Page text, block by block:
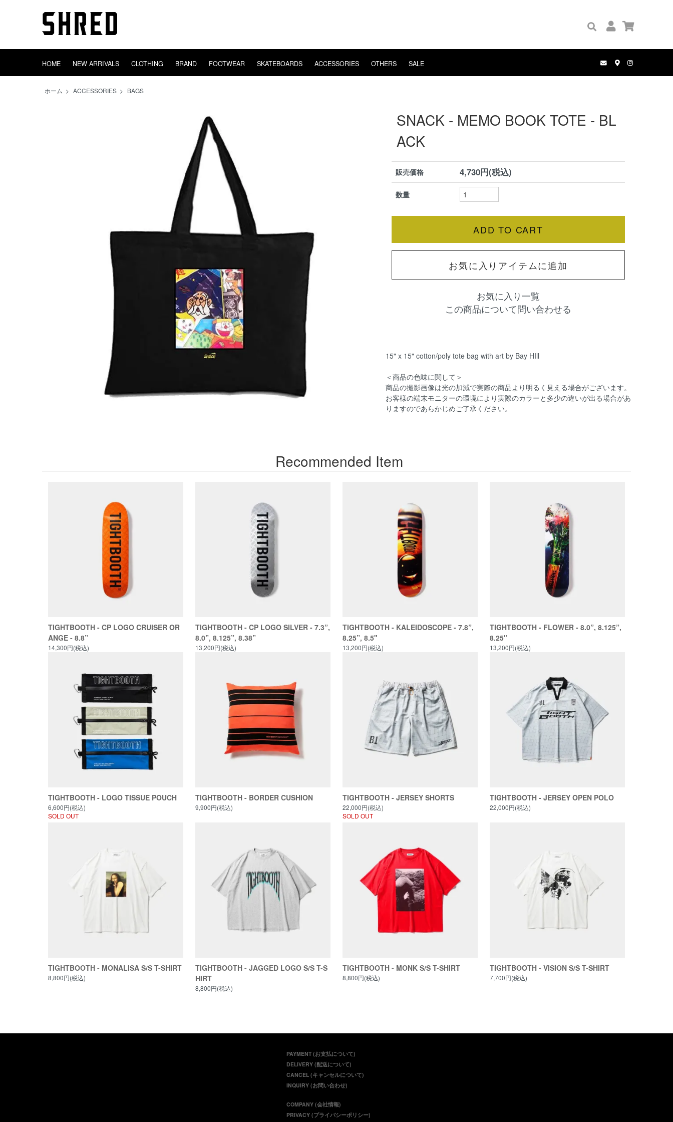
HOME NEW ARRIVALS CLOTHING
OUTER SWEAT
BRAND
TIGHTBOOTH EVISEN
FOOTWEAR
adidas AREth
SKATEBOARDS
DECK TRUCK
ACCESSORIES
HEADWEAR BAGS
OTHERS
GOODS INCENSE
VIDEO EQUIPMENT OVERSEAS SHIPPING
SALE
ホーム > ACCESSORIES > BAGS
SNACK - MEMO BOOK TOTE - BL
ACK
販売価格 4,730円(税込)
数量
お気に入りアイテムに追加
お気に入り一覧
この商品について問い合わせる
15" x 15" cotton/poly tote bag with art by Bay HIll
＜商品の色味に関して＞
商品の撮影画像は光の加減で実際の商品より明るく見える場合がございます。
お客様の端末モニターの環境により実際のカラーと多少の違いが出る場合があ
りますのであらかじめご了承ください。
Recommended Item
TIGHTBOOTH - CP LOGO CRUISER OR
ANGE - 8.8”
14,300円(税込)
TIGHTBOOTH - CP LOGO SILVER - 7.3”,
8.0”, 8.125”, 8.38”
13,200円(税込)
TIGHTBOOTH - KALEIDOSCOPE - 7.8”,
8.25”, 8.5"
13,200円(税込)
TIGHTBOOTH - FLOWER - 8.0”, 8.125”,
8.25"
13,200円(税込)
TIGHTBOOTH - LOGO TISSUE POUCH
6,600円(税込)
SOLD OUT
TIGHTBOOTH - BORDER CUSHION
9,900円(税込)
TIGHTBOOTH - JERSEY SHORTS
22,000円(税込)
SOLD OUT
TIGHTBOOTH - JERSEY OPEN POLO
22,000円(税込)
TIGHTBOOTH - MONALISA S/S T-SHIRT
8,800円(税込)
TIGHTBOOTH - JAGGED LOGO S/S T-S
HIRT
8,800円(税込)
TIGHTBOOTH - MONK S/S T-SHIRT
8,800円(税込)
TIGHTBOOTH - VISION S/S T-SHIRT
7,700円(税込)
PAYMENT (お支払について)
DELIVERY (配送について)
CANCEL (キャンセルについて)
INQUIRY (お問い合わせ)
COMPANY (会社情報)
PRIVACY (プライバシーポリシー)